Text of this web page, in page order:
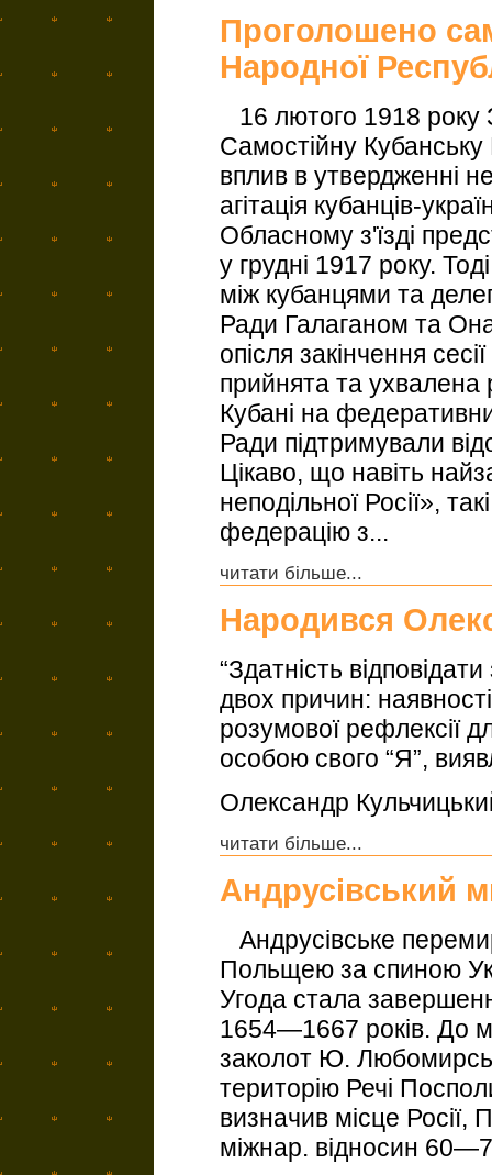
Проголошено
Народної
16 лютого 1918 року
Самостійну
вплив в утвердженні
агітація кубанців-
Обласному з'їзді
у грудні 1917 року.
між кубанцями та
Ради Галаганом та
опісля закінчення
прийнята та ухвалена
Кубані на
Ради підтримували
Цікаво, що навіть
неподільної Росії»,
федерацію з...
читати більше...
Народився
“Здатність
двох причин:
розумової рефлексії
особою свого “Я”,
Олександр
читати більше...
Андрусівський
Андрусівське
Польщею за спиною
Угода стала
1654—1667 років. До
заколот Ю.
територію Речі
визначив місце Росії,
міжнар. відносин